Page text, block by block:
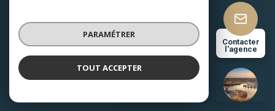
BERTHE IMMOBILIER
Contacter
l'agence
© 2026 | Tous droits réservés
Réalisé par
PARAMÉTRER
TOUT ACCEPTER